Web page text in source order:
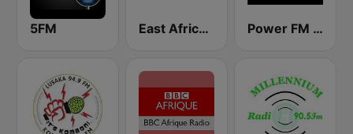
5FM East Africa Radio Power FM Zambia